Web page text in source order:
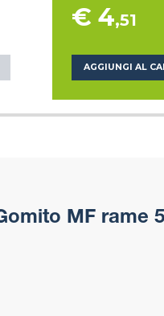
€ 4,51
AGGIUNGI AL
MF rame